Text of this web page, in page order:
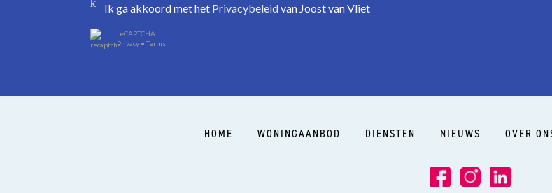
Ik ga akkoord met het Privacybeleidvan Joost van Vliet
reCAPTCHA
Privacy• Terms
HOME WONINGAANBOD DIENSTEN NIEUWS OVER